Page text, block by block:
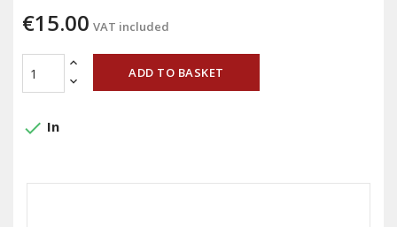
€15.00 VAT included
ADD TO BASKET
done In